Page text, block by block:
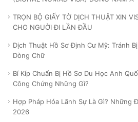
TRỌN BỘ GIẤY TỜ DỊCH THUẬT XIN
CHO NGUỜI ĐI LẦN ĐẦU
Dịch Thuật Hồ Sơ Định Cư Mỹ: Tránh
Dòng Chữ
Bí Kíp Chuẩn Bị Hồ Sơ Du Học Anh
Công Chứng Những Gì?
Hợp Pháp Hóa Lãnh Sự Là Gì? Những
2026